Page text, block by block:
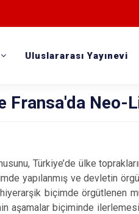
Uluslararası Yayınevi
Fransa'da Neo-
Türkiye’de ülke
yapılanmış ve devletin
biçimde örgütlenen
aşamalar biçiminde